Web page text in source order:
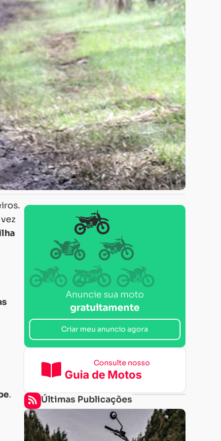
.
Anuncie sua moto
gratuitamente
Criar meu anuncio agora
Consulte nosso
Guia de Motos
Últimas Publicações